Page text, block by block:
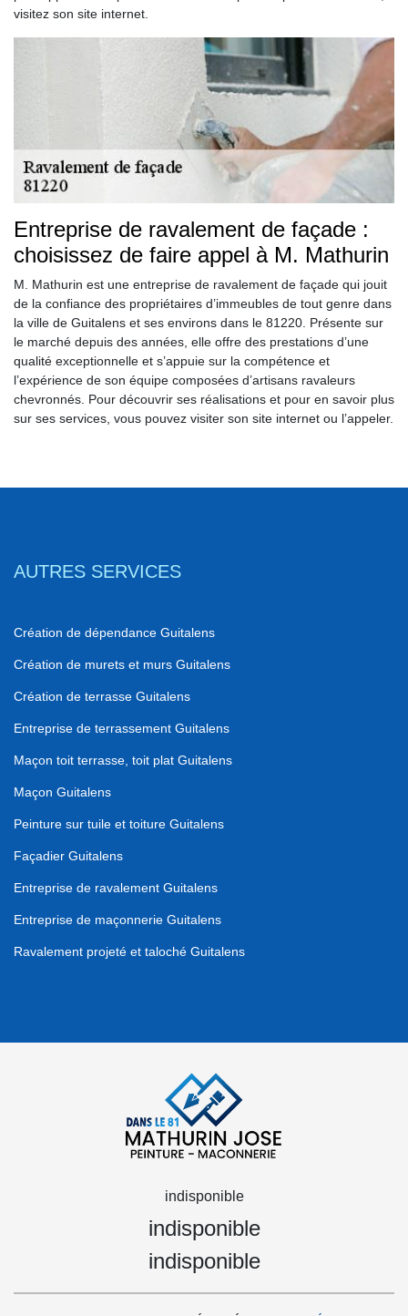
visitez son site internet.
Entreprise de ravalement de façade :
choisissez de faire appel à M. Mathurin
M. Mathurin est une entreprise de ravalement de façade qui jouit
de la confiance des propriétaires d’immeubles de tout genre dans
la ville de Guitalens et ses environs dans le 81220. Présente sur
le marché depuis des années, elle offre des prestations d’une
qualité exceptionnelle et s’appuie sur la compétence et
l’expérience de son équipe composées d’artisans ravaleurs
chevronnés. Pour découvrir ses réalisations et pour en savoir plus
sur ses services, vous pouvez visiter son site internet ou l’appeler.
AUTRES SERVICES
Création de dépendance Guitalens
Création de murets et murs Guitalens
Création de terrasse Guitalens
Entreprise de terrassement Guitalens
Maçon toit terrasse, toit plat Guitalens
Maçon Guitalens
Peinture sur tuile et toiture Guitalens
Façadier Guitalens
Entreprise de ravalement Guitalens
Entreprise de maçonnerie Guitalens
Ravalement projeté et taloché Guitalens
indisponible
indisponible
indisponible